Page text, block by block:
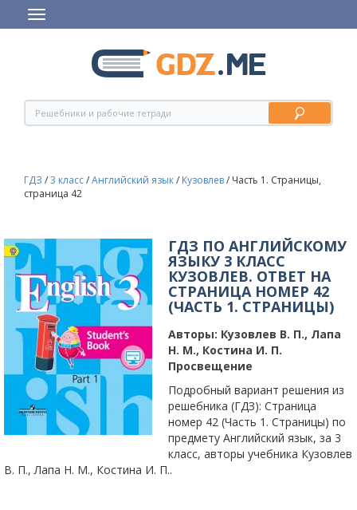
ГДЗ /3 класс/Английский язык/ Кузовлев/ Часть 1. Страницы,
страница 42
ГДЗ ПО АНГЛИЙСКОМУ
ЯЗЫКУ 3 КЛАСС
КУЗОВЛЕВ. ОТВЕТ НА
СТРАНИЦА НОМЕР 42
(ЧАСТЬ 1. СТРАНИЦЫ)
Авторы: Кузовлев В. П., Лапа
Н. М., Костина И. П.
Просвещение
Подробный вариант решения из
решебника (ГДЗ): Страница
номер 42 (Часть 1. Страницы) по
предмету Английский язык, за 3
класс, авторы учебника Кузовлев
В. П., Лапа Н. М., Костина И. П..